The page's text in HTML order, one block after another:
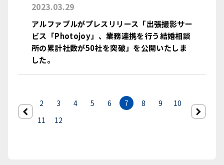
2023.03.29
アルファブルがプレスリリース「出張撮影サー
ビス「Photojoy」、業務連携を行う結婚相談
所の累計社数が50社を突破」を公開いたしま
した。
2 3 4 5 6 7 8 9
10
11
12